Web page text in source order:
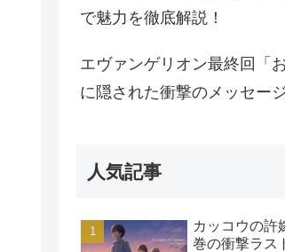
で魅力を徹底解説！
エヴァンゲリオン最終回「
に隠された衝撃のメッセー
人気記事
カッコウの許
巻の衝撃ラス